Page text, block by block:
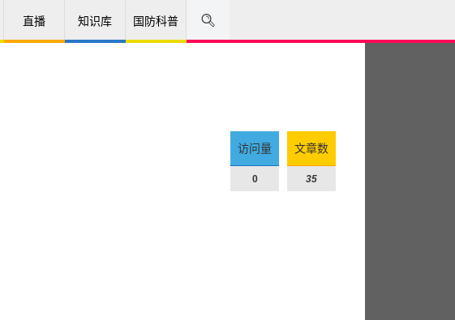
直播 知识库 国防科普
访问量
0
文章数
35